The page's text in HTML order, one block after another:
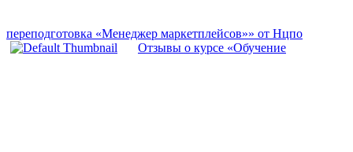
переподготовка «Менеджер маркетплейсов»» от Нцпо
Отзывы о курсе «Обучение